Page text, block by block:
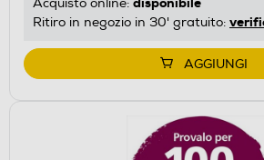
Ritiro in negozio in 30' gratuito:
AGGIUNGI